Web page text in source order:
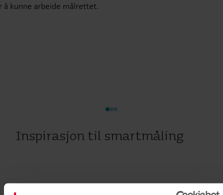
å kunne arbeide målrettet.
Inspirasjon til smartmåling